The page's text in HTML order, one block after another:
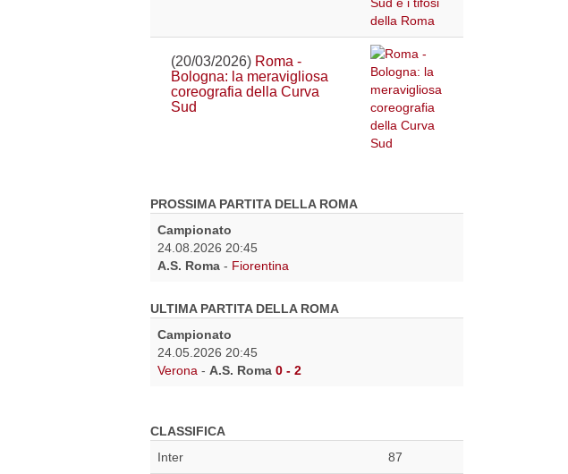
(20/03/2026) Roma -
Bologna: la meravigliosa
coreografia della Curva
Sud
PROSSIMA PARTITA DELLA ROMA
Campionato
24.08.2026 20:45
A.S. Roma - Fiorentina
ULTIMA PARTITA DELLA ROMA
Campionato
24.05.2026 20:45
Verona - A.S. Roma 0 - 2
CLASSIFICA
Inter
87